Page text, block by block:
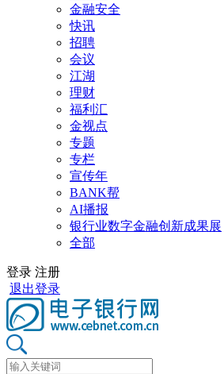
金融安全
快讯
招聘
会议
江湖
理财
福利汇
金视点
专题
专栏
宣传年
BANK帮
AI播报
银行业数字金融创新成果展
全部
登录 注册
退出登录